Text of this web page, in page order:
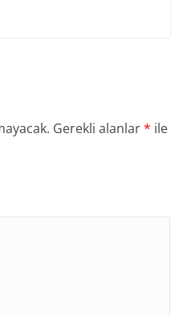
Gerekli alanlar* ile